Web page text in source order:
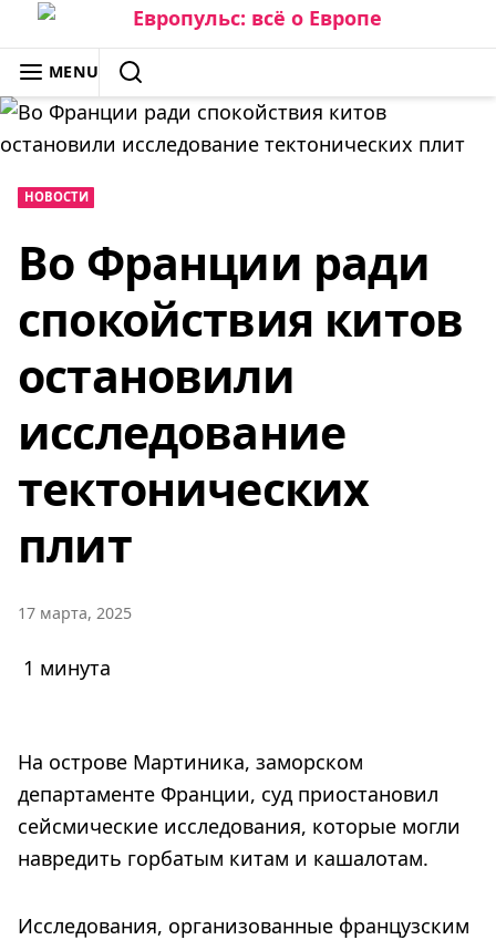
Skip
to
content
ЕВРОПУЛЬС: ВСЁ О ЕВРОПЕ
MENU
SEARCH
НОВОСТИ
Во Франции ради
спокойствия китов
остановили
исследование
тектонических
плит
17 марта, 2025
1 минута
На острове Мартиника, заморском
департаменте Франции, суд приостановил
сейсмические исследования, которые могли
навредить горбатым китам и кашалотам.
Исследования, организованные французским